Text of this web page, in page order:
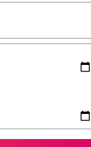
向键查看，或通过点